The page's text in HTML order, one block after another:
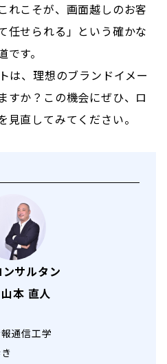
れこそが、画面越しのお客
任せられる」という確かな
す。
は、理想のブランドイメー
すか？この機会にぜひ、ロ
直してみてください。
サルタン
本 直人
通信工学